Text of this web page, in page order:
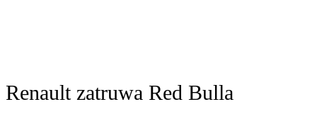
Renault zatruwa Red Bulla